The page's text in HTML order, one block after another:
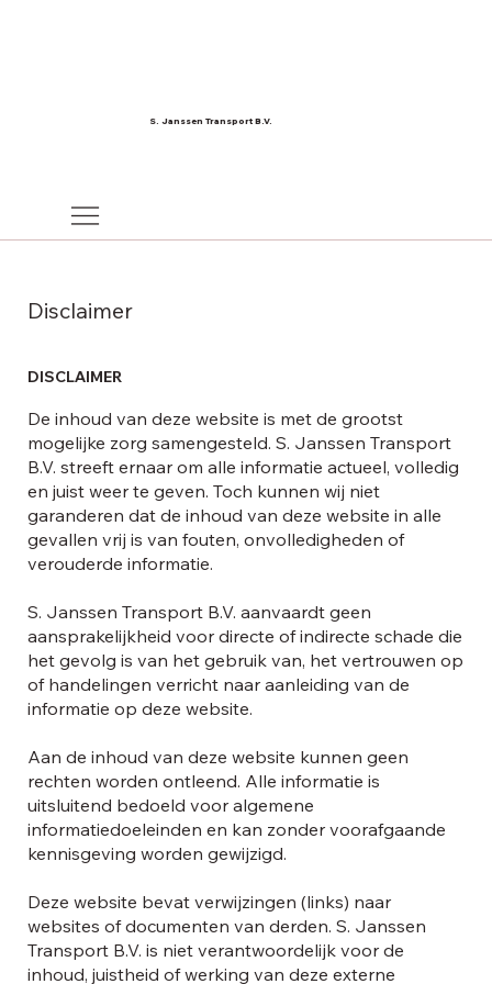
S. Janssen Transport B.V.
Disclaimer
DISCLAIMER
De inhoud van deze website is met de grootst
mogelijke zorg samengesteld. S. Janssen Transport
B.V. streeft ernaar om alle informatie actueel, volledig
en juist weer te geven. Toch kunnen wij niet
garanderen dat de inhoud van deze website in alle
gevallen vrij is van fouten, onvolledigheden of
verouderde informatie.
S. Janssen Transport B.V. aanvaardt geen
aansprakelijkheid voor directe of indirecte schade die
het gevolg is van het gebruik van, het vertrouwen op
of handelingen verricht naar aanleiding van de
informatie op deze website.
Aan de inhoud van deze website kunnen geen
rechten worden ontleend. Alle informatie is
uitsluitend bedoeld voor algemene
informatiedoeleinden en kan zonder voorafgaande
kennisgeving worden gewijzigd.
Deze website bevat verwijzingen (links) naar
websites of documenten van derden. S. Janssen
Transport B.V. is niet verantwoordelijk voor de
inhoud, juistheid of werking van deze externe